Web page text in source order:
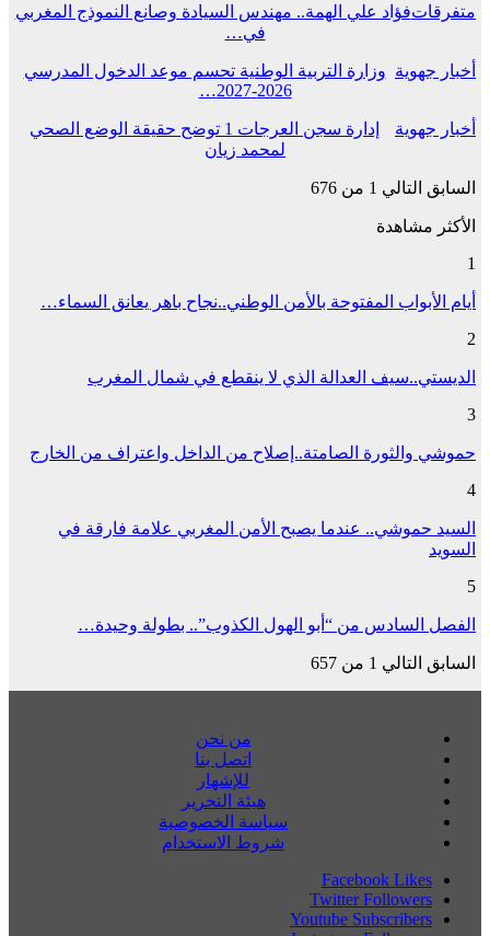
متفرقاتفؤاد علي الهمة.. مهندس السيادة وصانع النموذج المغربي
في…
أخبار جهوية وزارة التربية الوطنية تحسم موعد الدخول المدرسي
2026-2027…
أخبار جهوية
إدارة سجن العرجات 1 توضح حقيقة الوضع الصحي
لمحمد زيان
السابق التالي 1 من 676
الأكثر مشاهدة
1
أيام الأبواب المفتوحة بالأمن الوطني..نجاح باهر يعانق السماء…
2
الديستي..سيف العدالة الذي لا ينقطع في شمال المغرب
3
حموشي والثورة الصامتة..إصلاح من الداخل واعتراف من الخارج
4
السيد حموشي.. عندما يصبح الأمن المغربي علامة فارقة في
السويد
5
الفصل السادس من “أبو الهول الكذوب”.. بطولة وحيدة…
السابق التالي 1 من 657
من نحن
اتصل بنا
للإشهار
هيئة التحرير
سياسة الخصوصية
شروط الاستخدام
Facebook Likes
Twitter Followers
Youtube Subscribers